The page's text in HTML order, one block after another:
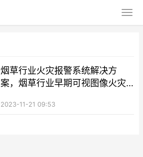
烟草行业火灾报警系统解决方
案，烟草行业早期可视图像火灾
2023-11-21 09:53